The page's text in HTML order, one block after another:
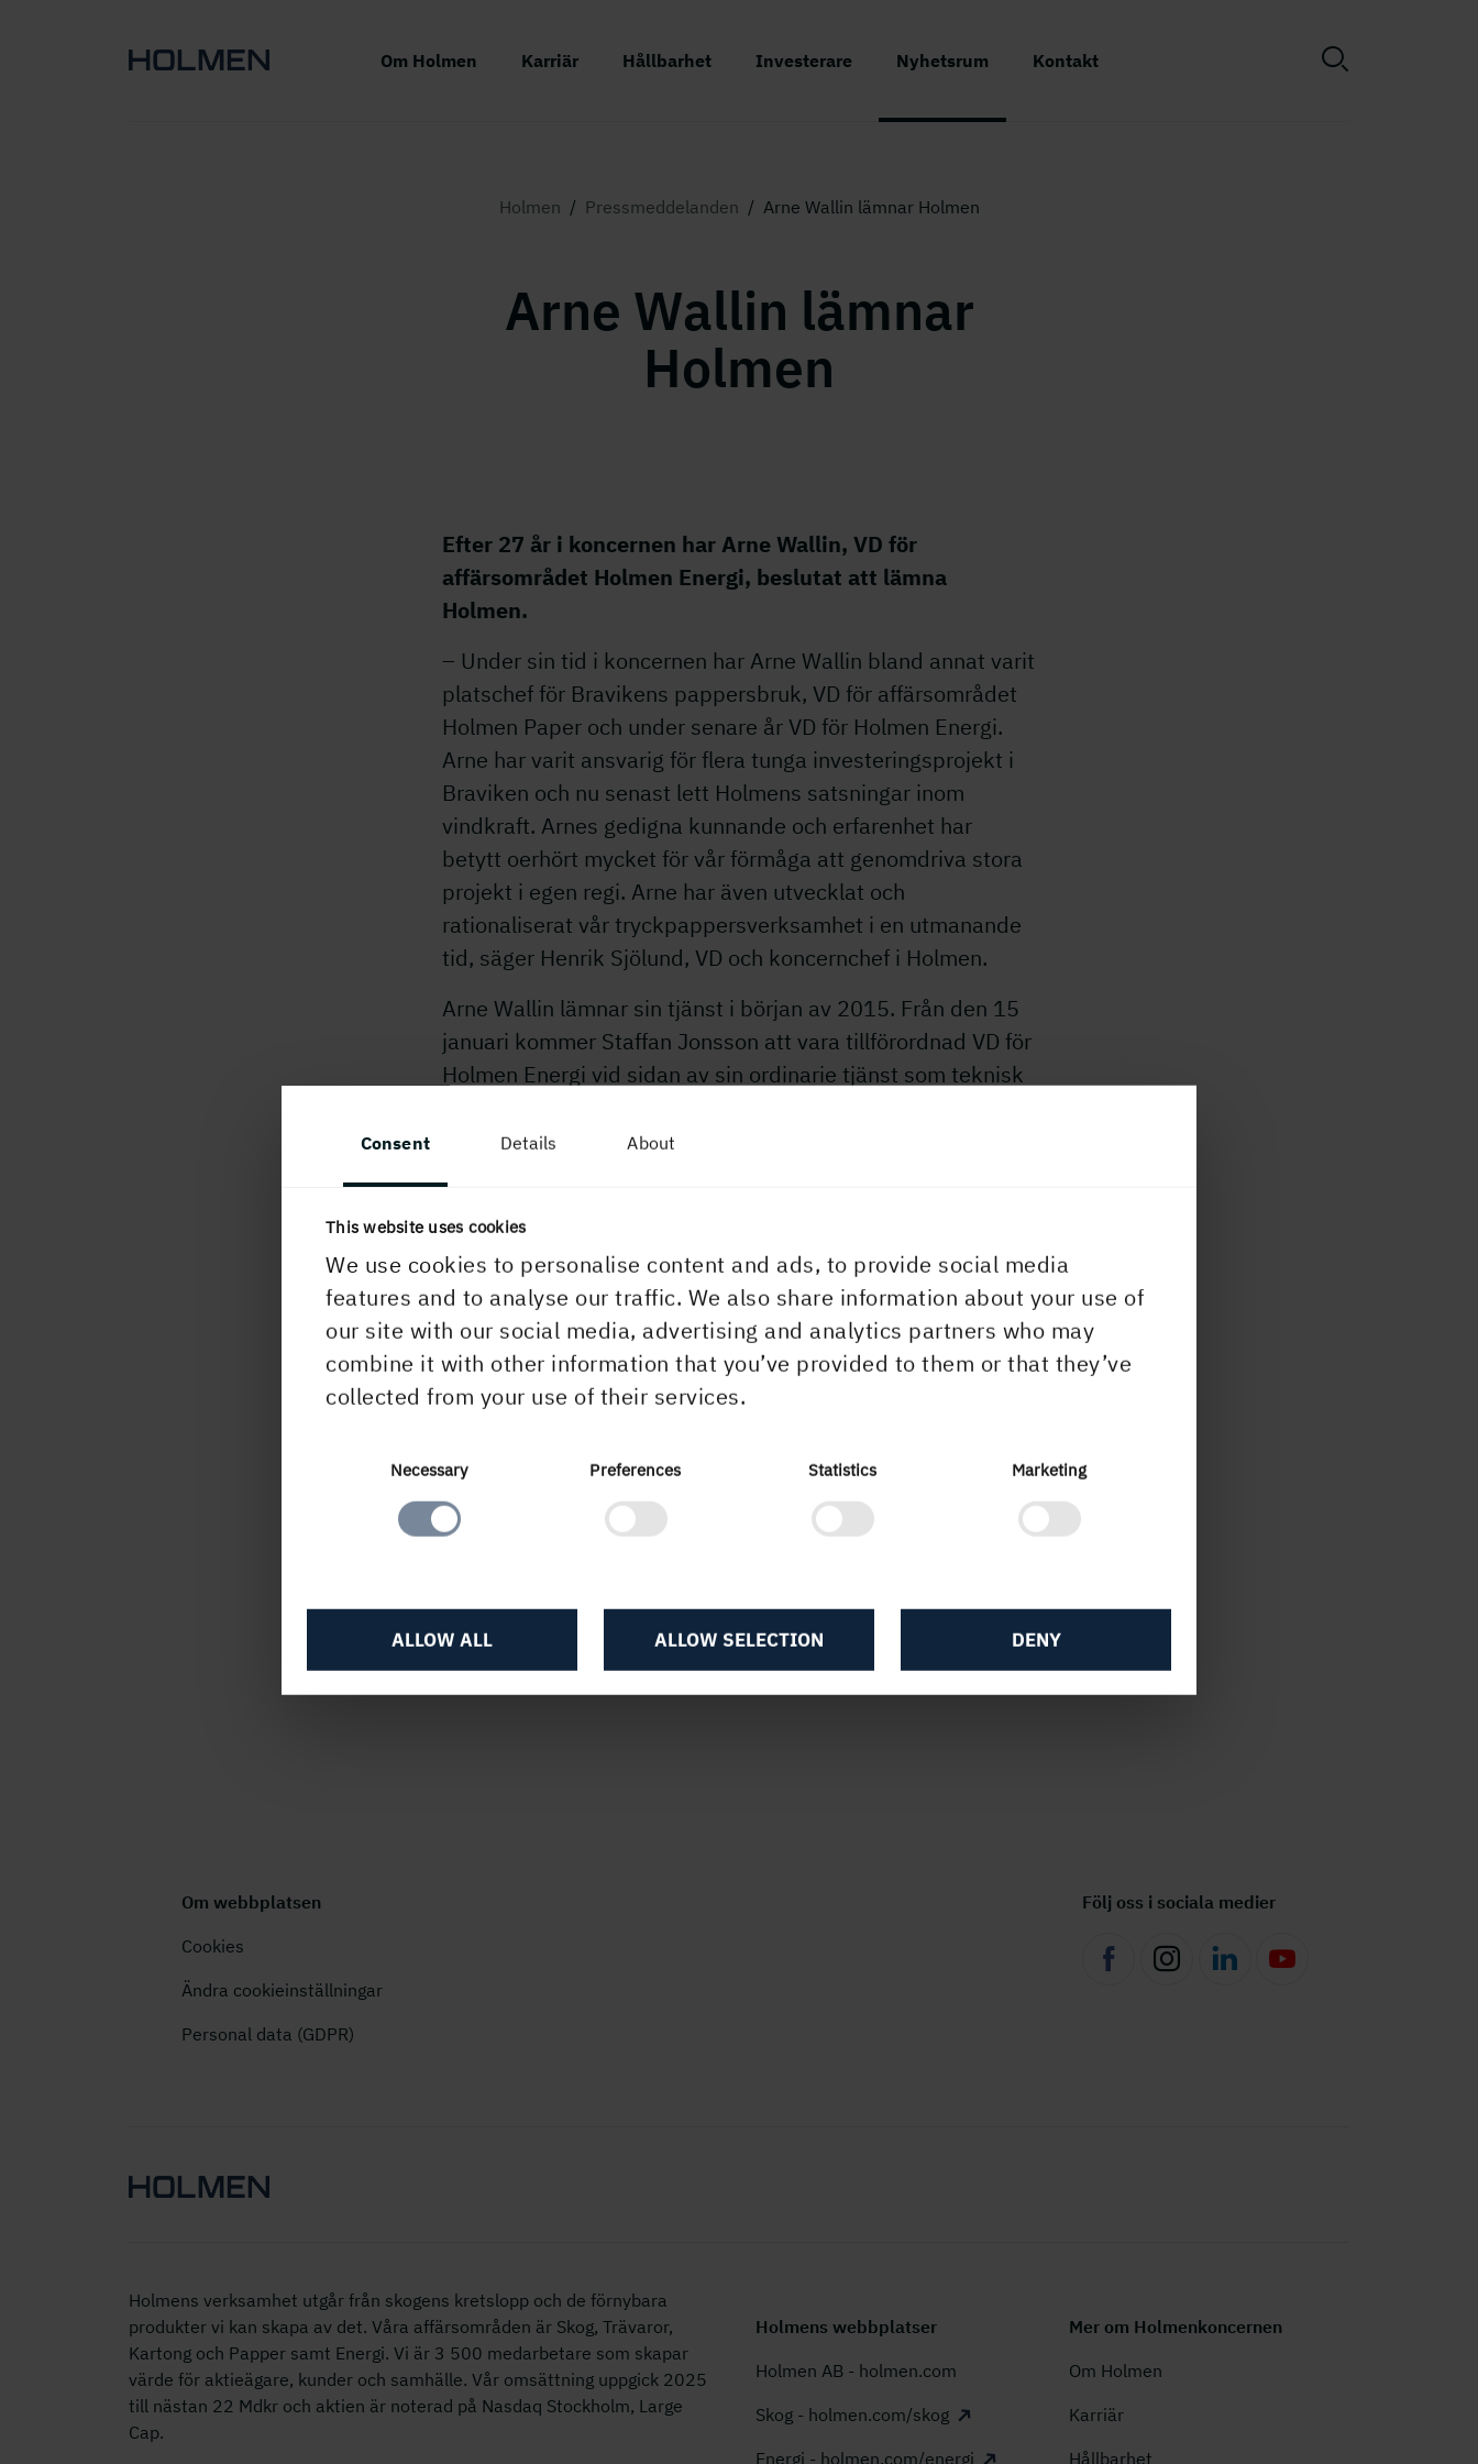
Consent Details About
This website uses cookies
We use cookies to personalise content and ads, to provide social media
features and to analyse our traffic. We also share information about your use of
our site with our social media, advertising and analytics partners who may
combine it with other information that you’ve provided to them or that they’ve
collected from your use of their services.
Necessary Preferences Statistics Marketing
DENY
ALLOW SELECTION
ALLOW ALL
Om Holmen Karriär Hållbarhet Investerare Nyhetsrum Kontakt
Holmen / Pressmeddelanden / Arne Wallin lämnar Holmen
Arne Wallin lämnar
Holmen
Efter 27 år i koncernen har Arne Wallin, VD för
affärsområdet Holmen Energi, beslutat att lämna
Holmen.
– Under sin tid i koncernen har Arne Wallin bland annat varit
platschef för Bravikens pappersbruk, VD för affärsområdet
Holmen Paper och under senare år VD för Holmen Energi.
Arne har varit ansvarig för flera tunga investeringsprojekt i
Braviken och nu senast lett Holmens satsningar inom
vindkraft. Arnes gedigna kunnande och erfarenhet har
betytt oerhört mycket för vår förmåga att genomdriva stora
projekt i egen regi. Arne har även utvecklat och
rationaliserat vår tryckpappersverksamhet i en utmanande
tid, säger Henrik Sjölund, VD och koncernchef i Holmen.
Arne Wallin lämnar sin tjänst i början av 2015. Från den 15
januari kommer Staffan Jonsson att vara tillförordnad VD för
Holmen Energi vid sidan av sin ordinarie tjänst som teknisk
För ytterligare information, vänligen kontakta:
Ingela Carlsson, kommunikationsdirektör, tel. 070-212 97
12
Informationen är sådan som Holmen AB skall offentliggöra
enligt lagen om värdepappersmarknaden och/eller lagen
om handel med finansiella instrument. Informationen
lämnades för offentliggörande den 28 november 2014
kl.11.00.
Arne Wallin lämnar Holmen
Om webbplatsen
Cookies
Ändra cookieinställningar
Personal data (GDPR)
Följ oss i sociala medier
Holmens verksamhet utgår från skogens kretslopp och de förnybara
produkter vi kan skapa av det. Våra affärsområden är Skog, Trävaror,
Kartong och Papper samt Energi. Vi är 3 500 medarbetare som skapar
värde för aktieägare, kunder och samhälle. Vår omsättning uppgick 2025
till nästan 22 Mdkr och aktien är noterad på Nasdaq Stockholm, Large
Cap.
Holmens webbplatser
Holmen AB - holmen.com
Skog - holmen.com/skog
Energi - holmen.com/energi
Mer om Holmenkoncernen
Om Holmen
Karriär
Hållbarhet